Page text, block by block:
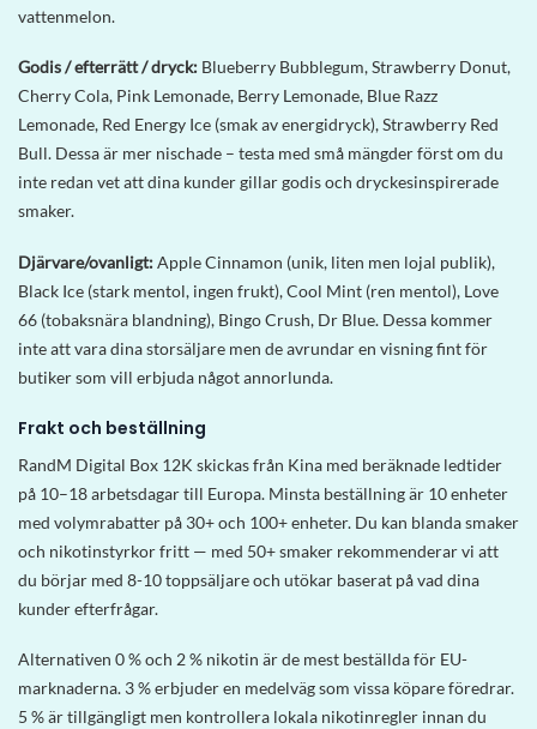
vattenmelon.
Godis / efterrätt / dryck: Blueberry Bubblegum, Strawberry Donut,
Cherry Cola, Pink Lemonade, Berry Lemonade, Blue Razz
Lemonade, Red Energy Ice (smak av energidryck), Strawberry Red
Bull. Dessa är mer nischade – testa med små mängder först om du
inte redan vet att dina kunder gillar godis och dryckesinspirerade
smaker.
Djärvare/ovanligt:Apple Cinnamon (unik, liten men lojal publik),
Black Ice (stark mentol, ingen frukt), Cool Mint (ren mentol), Love
66 (tobaksnära blandning), Bingo Crush, Dr Blue. Dessa kommer
inte att vara dina storsäljare men de avrundar en visning fint för
butiker som vill erbjuda något annorlunda.
Frakt och beställning
RandM Digital Box 12K skickas från Kina med beräknade ledtider
på 10–18 arbetsdagar till Europa. Minsta beställning är 10 enheter
med volymrabatter på 30+ och 100+ enheter. Du kan blanda smaker
och nikotinstyrkor fritt — med 50+ smaker rekommenderar vi att
du börjar med 8-10 toppsäljare och utökar baserat på vad dina
kunder efterfrågar.
Alternativen 0 % och 2 % nikotin är de mest beställda för EU-
marknaderna. 3 % erbjuder en medelväg som vissa köpare föredrar.
5 % är tillgängligt men kontrollera lokala nikotinregler innan du